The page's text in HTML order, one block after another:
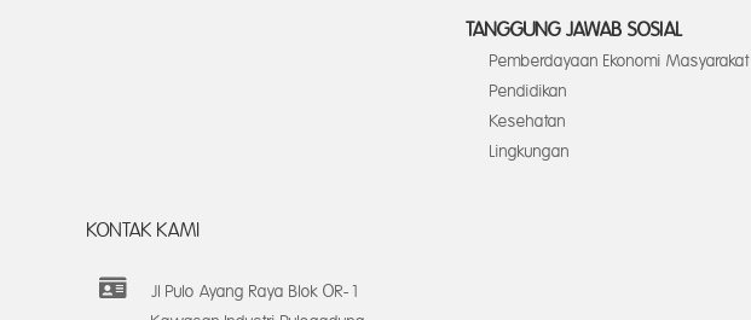
TANGGUNG JAWAB SOSIAL
Pemberdayaan Ekonomi Masyarakat
Pendidikan
Kesehatan
Lingkungan
KONTAK KAMI
Jl Pulo Ayang Raya Blok OR-1